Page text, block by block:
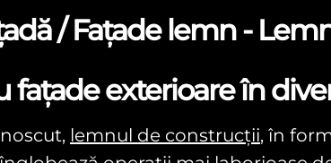
/ Fațade lemn -
fațade exterioare în
lemnul de construcții, în